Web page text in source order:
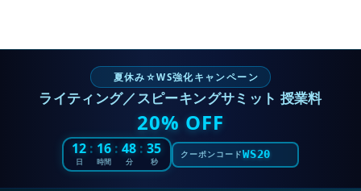
夏休み☆WS強化キャンペーン
ライティング／スピーキングサミット 授業料
20% OFF
12
日
: 16
時間
: 48
分
: 33
秒
クーポンコードWS20